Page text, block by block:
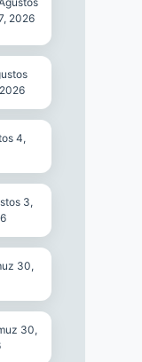
2026
4,
3,
30,
30,